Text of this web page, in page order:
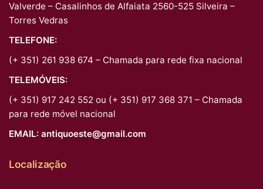
Valverde – Casalinhos de Alfaiata 2560-525 Silveira –
Torres Vedras
TELEFONE:
(+ 351) 261 938 674 – Chamada para rede fixa nacional
TELEMÓVEIS:
(+ 351) 917 242 552 ou (+ 351) 917 368 371 – Chamada
para rede móvel nacional
EMAIL: antiquoeste@gmail.com
Localização